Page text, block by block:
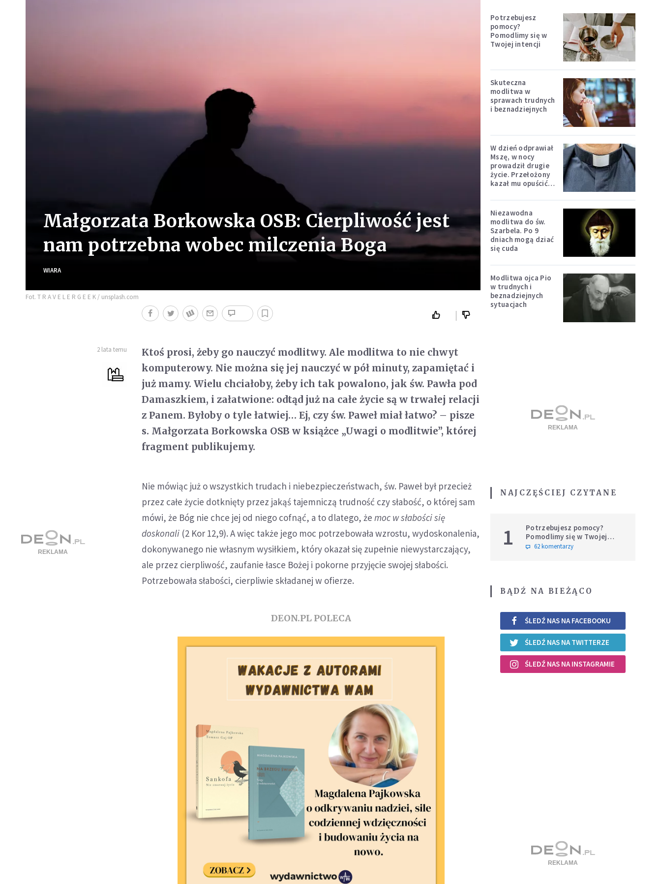
Małgorzata Borkowska OSB: Cierpliwość jest
nam potrzebna wobec milczenia Boga
WIARA
Fot. T R A V E L E R G E E K / unsplash.com
2 lata temu
Ktoś prosi, żeby go nauczyć modlitwy. Ale modlitwa to nie chwyt
komputerowy. Nie można się jej nauczyć w pół minuty, zapamiętać i
już mamy. Wielu chciałoby, żeby ich tak powalono, jak św. Pawła pod
Damaszkiem, i załatwione: odtąd już na całe życie są w trwałej relacji
z Panem. Byłoby o tyle łatwiej… Ej, czy św. Paweł miał łatwo? – pisze
s. Małgorzata Borkowska OSB w książce „Uwagi o modlitwie”, której
fragment publikujemy.
Nie mówiąc już o wszystkich trudach i niebezpieczeństwach, św. Paweł był przecież
przez całe życie dotknięty przez jakąś tajemniczą trudność czy słabość, o której sam
mówi, że Bóg nie chce jej od niego cofnąć, a to dlatego, że moc w słabości się
doskonali (2 Kor 12,9). A więc także jego moc potrzebowała wzrostu, wydoskonalenia,
dokonywanego nie własnym wysiłkiem, który okazał się zupełnie niewystarczający,
ale przez cierpliwość, zaufanie łasce Bożej i pokorne przyjęcie swojej słabości.
Potrzebowała słabości, cierpliwie składanej w ofierze.
DEON.PL POLECA
Potrzebujesz
pomocy?
Pomodlimy się w
Twojej intencji
Skuteczna
modlitwa w
sprawach trudnych
i beznadziejnych
W dzień odprawiał
Mszę, w nocy
prowadził drugie
życie. Przełożony
kazał mu opuścić
Niezawodna
modlitwa do św.
Szarbela. Po 9
dniach mogą dziać
się cuda
Modlitwa ojca Pio
w trudnych i
beznadziejnych
sytuacjach
NAJCZĘŚCIEJ CZYTANE
1
Potrzebujesz pomocy?
Pomodlimy się w Twojej
intencji
62 komentarzy
BĄDŹ NA BIEŻĄCO
ŚLEDŹ NAS NA FACEBOOKU
ŚLEDŹ NAS NA TWITTERZE
ŚLEDŹ NAS NA INSTAGRAMIE